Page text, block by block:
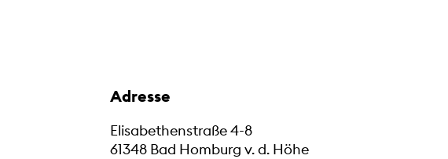
Adresse
Elisabethenstraße 4-8
61348 Bad Homburg v. d. Höhe